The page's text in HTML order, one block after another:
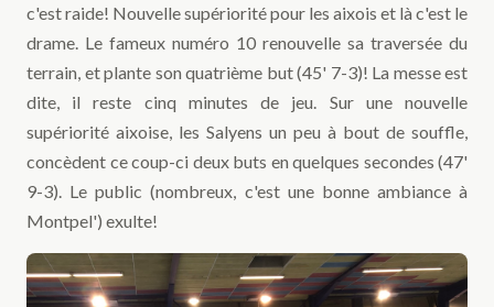
c'est raide! Nouvelle supériorité pour les aixois et là c'est le
drame. Le fameux numéro 10 renouvelle sa traversée du
terrain, et plante son quatrième but (45' 7-3)! La messe est
dite, il reste cinq minutes de jeu. Sur une nouvelle
supériorité aixoise, les Salyens un peu à bout de souffle,
concèdent ce coup-ci deux buts en quelques secondes (47'
9-3). Le public (nombreux, c'est une bonne ambiance à
Montpel') exulte!